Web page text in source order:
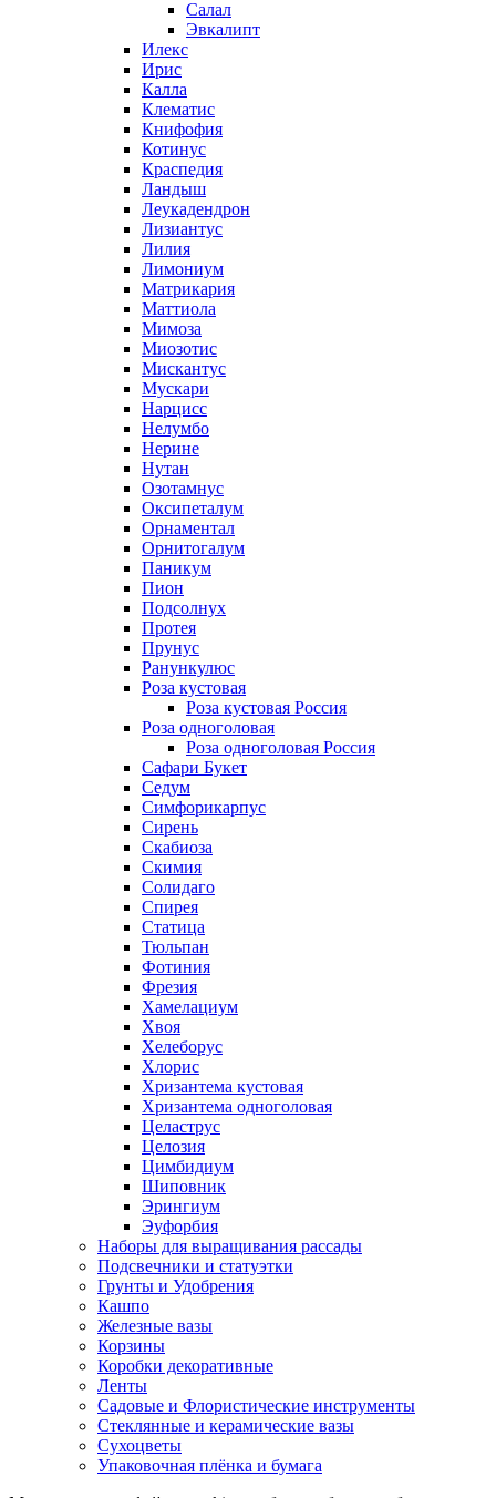
Салал
Эвкалипт
Илекс
Ирис
Калла
Клематис
Книфофия
Котинус
Краспедия
Ландыш
Леукадендрон
Лизиантус
Лилия
Лимониум
Матрикария
Маттиола
Мимоза
Миозотис
Мискантус
Мускари
Нарцисс
Нелумбо
Нерине
Нутан
Озотамнус
Оксипеталум
Орнаментал
Орнитогалум
Паникум
Пион
Подсолнух
Протея
Прунус
Ранункулюс
Роза кустовая
Роза кустовая Россия
Роза одноголовая
Роза одноголовая Россия
Сафари Букет
Седум
Симфорикарпус
Сирень
Скабиоза
Скимия
Солидаго
Спирея
Статица
Тюльпан
Фотиния
Фрезия
Хамелациум
Хвоя
Хелеборус
Хлорис
Хризантема кустовая
Хризантема одноголовая
Целаструс
Целозия
Цимбидиум
Шиповник
Эрингиум
Эуфорбия
Наборы для выращивания рассады
Подсвечники и статуэтки
Грунты и Удобрения
Кашпо
Железные вазы
Корзины
Коробки декоративные
Ленты
Садовые и Флористические инструменты
Стеклянные и керамические вазы
Сухоцветы
Упаковочная плёнка и бумага